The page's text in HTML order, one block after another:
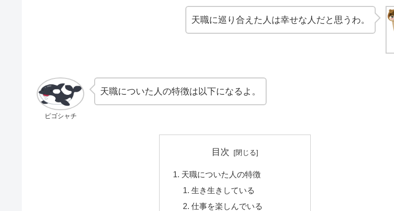
天職に巡り合えた人は幸せな人だと思うわ。
ピゴシャチ
天職についた人の特徴は以下になるよ。
目次
天職についた人の特徴
生き生きしている
仕事を楽しんでいる